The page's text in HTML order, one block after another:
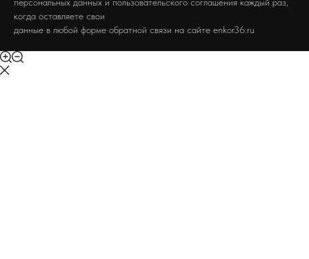
когда оставляете свои
данные в любой форме обратной связи на сайте enkor36.ru